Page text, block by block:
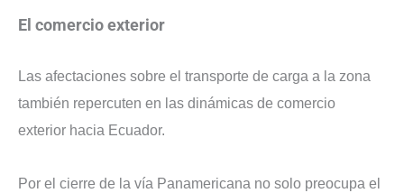
El comercio exterior
Las afectaciones sobre el transporte de carga a la zona
también repercuten en las dinámicas de comercio
exterior hacia Ecuador.
Por el cierre de la vía Panamericana no solo preocupa el